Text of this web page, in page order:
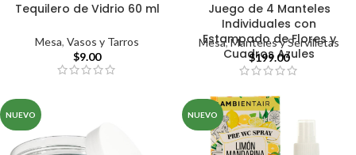
Tequilero de Vidrio 60 ml
Mesa, Vasos y Tarros
$9.00
Juego de 4 Manteles
Individuales con
Estampado de Flores y
Cuadros Azules
Mesa,Manteles y Servilletas
$199.00
NUEVO NUEVO